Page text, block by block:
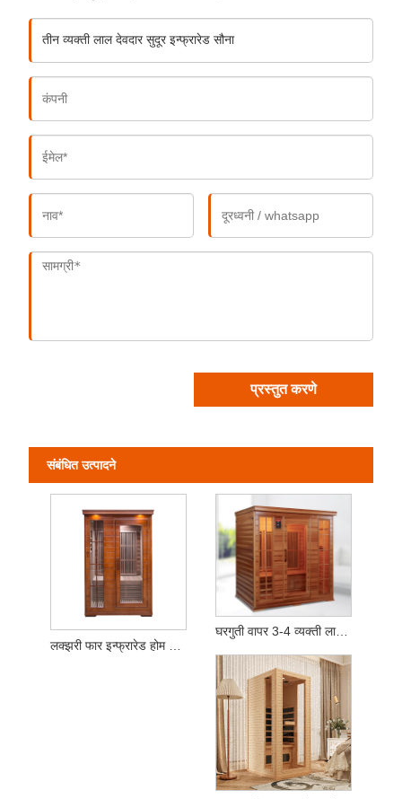
प्रस्तुत करणे
संबंधित उत्पादने
घरगुती वापर 3-4 व्यक्ती लाल देवदार फार-इन्फ्रारेड सौना